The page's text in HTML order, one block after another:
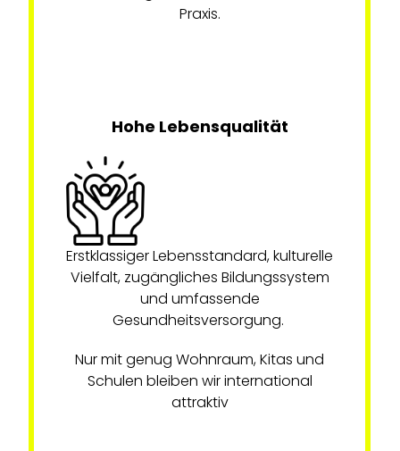
Praxis.
Hohe Lebensqualität
Erstklassiger Lebensstandard, kulturelle
Vielfalt, zugängliches Bildungssystem
und umfassende
Gesundheitsversorgung.
Nur mit genug Wohnraum, Kitas und
Schulen bleiben wir international
attraktiv